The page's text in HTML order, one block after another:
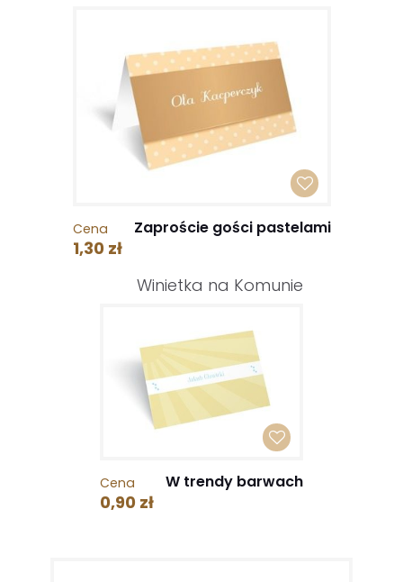
Cena
1,30 zł
Zaproście gości pastelami
Winietka na Komunie
Cena
0,90 zł
W trendy barwach